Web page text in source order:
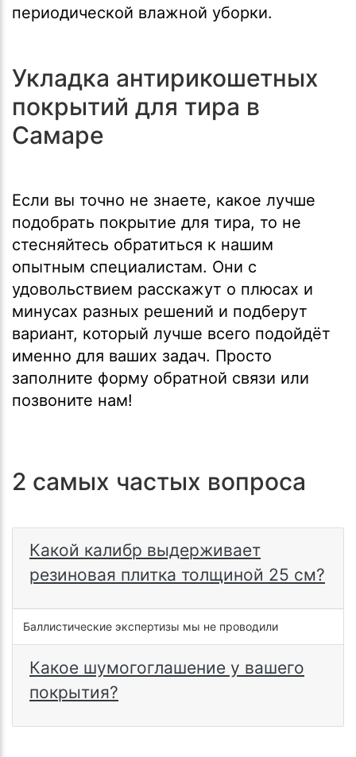
периодической влажной уборки.
Укладка антирикошетных
покрытий для тира в
Самаре
Если вы точно не знаете, какое лучше
подобрать покрытие для тира, то не
стесняйтесь обратиться к нашим
опытным специалистам. Они с
удовольствием расскажут о плюсах и
минусах разных решений и подберут
вариант, который лучше всего подойдёт
именно для ваших задач. Просто
заполните форму обратной связи или
позвоните нам!
2 самых частых вопроса
Какой калибр выдерживает
резиновая плитка толщиной 25 см?
Баллистические экспертизы мы не проводили
Какое шумогоглашение у вашего
покрытия?